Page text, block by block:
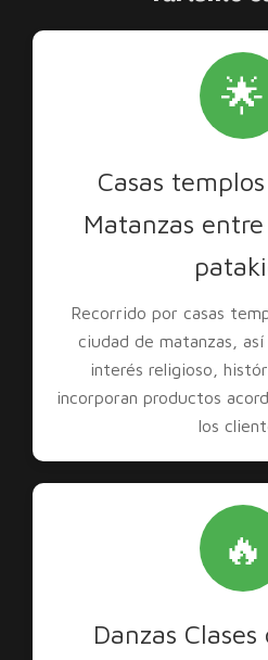
🌟
Casas
Matanzas
Recorrido por casas
ciudad de matanzas,
interés religioso,
incorporan productos
los
🔥
Danzas